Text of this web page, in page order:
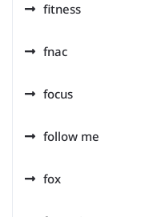
fitness
fnac
focus
follow me
fox